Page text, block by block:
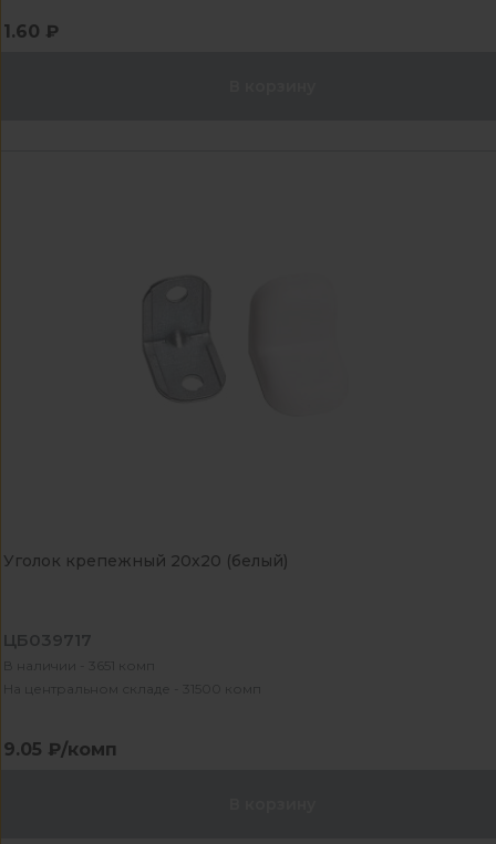
1.60 ₽
Уголок крепежный 20х20 (белый)
ЦБ039717
В наличии - 3651 комп
На центральном складе - 31500 комп
9.05 ₽/комп